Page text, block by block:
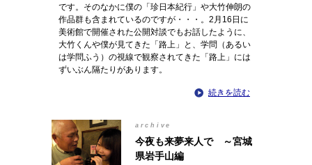
です。そのなかに僕の「珍日本紀行」や大竹伸朗の
作品群も含まれているのですが・・・。2月16日に
美術館で開催された公開対談でもお話したように、
大竹くんや僕が見てきた「路上」と、学問（あるい
は学問ふう）の視線で観察されてきた「路上」には
ずいぶん隔たりがあります。
続きを読む
archive
今夜も来夢来人で ～宮城
県岩手山編